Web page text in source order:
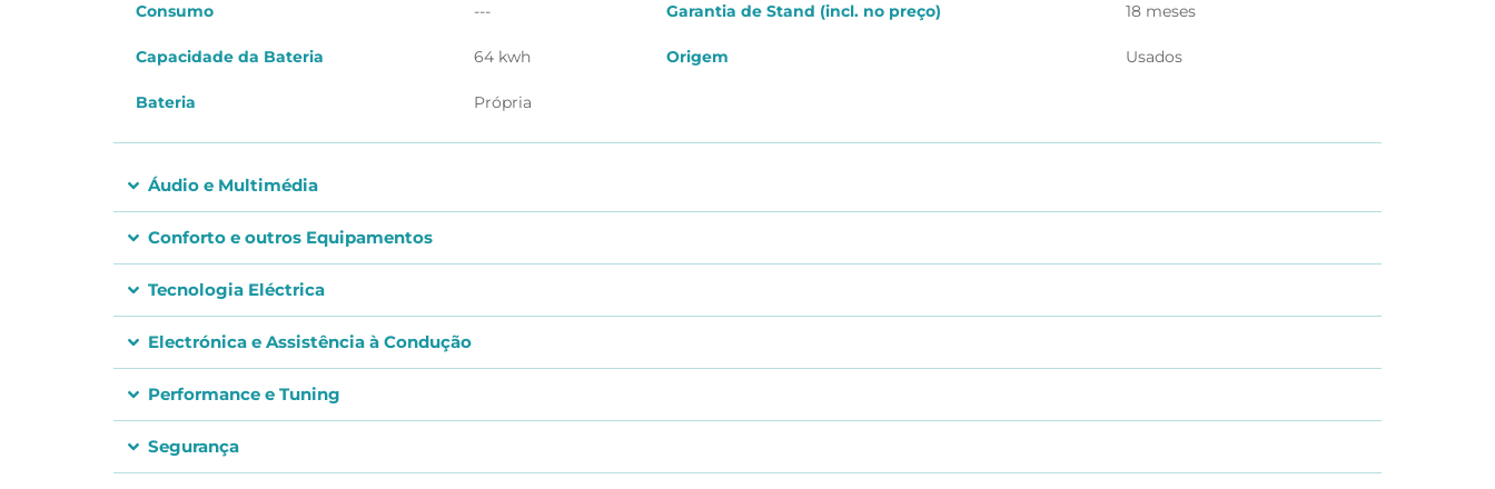
Consumo --- Garantia de Stand (incl. no preço) 18 meses
Capacidade da Bateria 64 kwh Origem Usados
Bateria Própria
Áudio e Multimédia
Conforto e outros Equipamentos
Tecnologia Eléctrica
Electrónica e Assistência à Condução
Performance e Tuning
Segurança